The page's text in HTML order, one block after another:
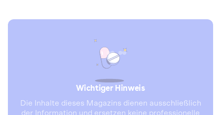
Wichtiger Hinweis
Die Inhalte dieses Magazins dienen ausschließlich
der Information und ersetzen keine professionelle